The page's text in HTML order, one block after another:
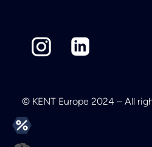
© KENT Europe 2024 – All